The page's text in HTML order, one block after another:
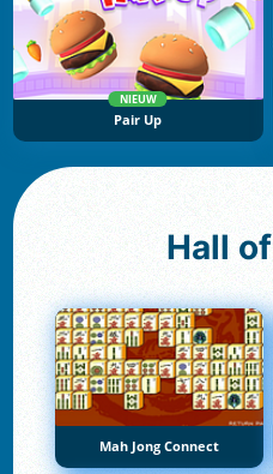
NIEUW
Pair Up
Hall of
Mah Jong Connect